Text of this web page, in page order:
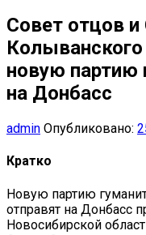
Совет отцов
Колыванского
новую партию
на Донбасс
admin Опубликовано:
Кратко
Новую партию
отправят на Донбасс
Новосибирской